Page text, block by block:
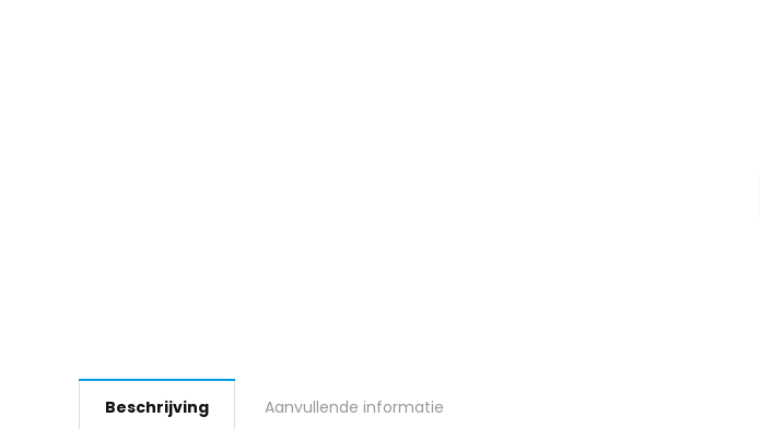
Beschrijving Aanvullende informatie